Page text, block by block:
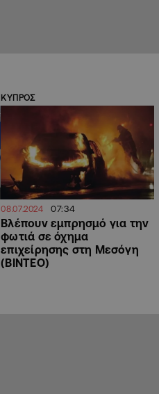
ΚΥΠΡΟΣ
08.07.2024 07:34
Βλέπουν εμπρησμό για την
φωτιά σε όχημα
επιχείρησης στη Μεσόγη
(ΒΙΝΤΕΟ)